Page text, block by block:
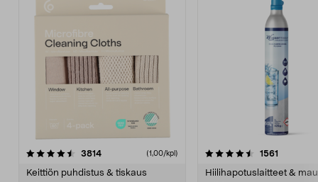
3814arvostelut (1,00/kpl)
Keittiön puhdistus & tiskaus
4.5viidestä
1561
Hiilihapotuslaitteet &
4.5viidestä